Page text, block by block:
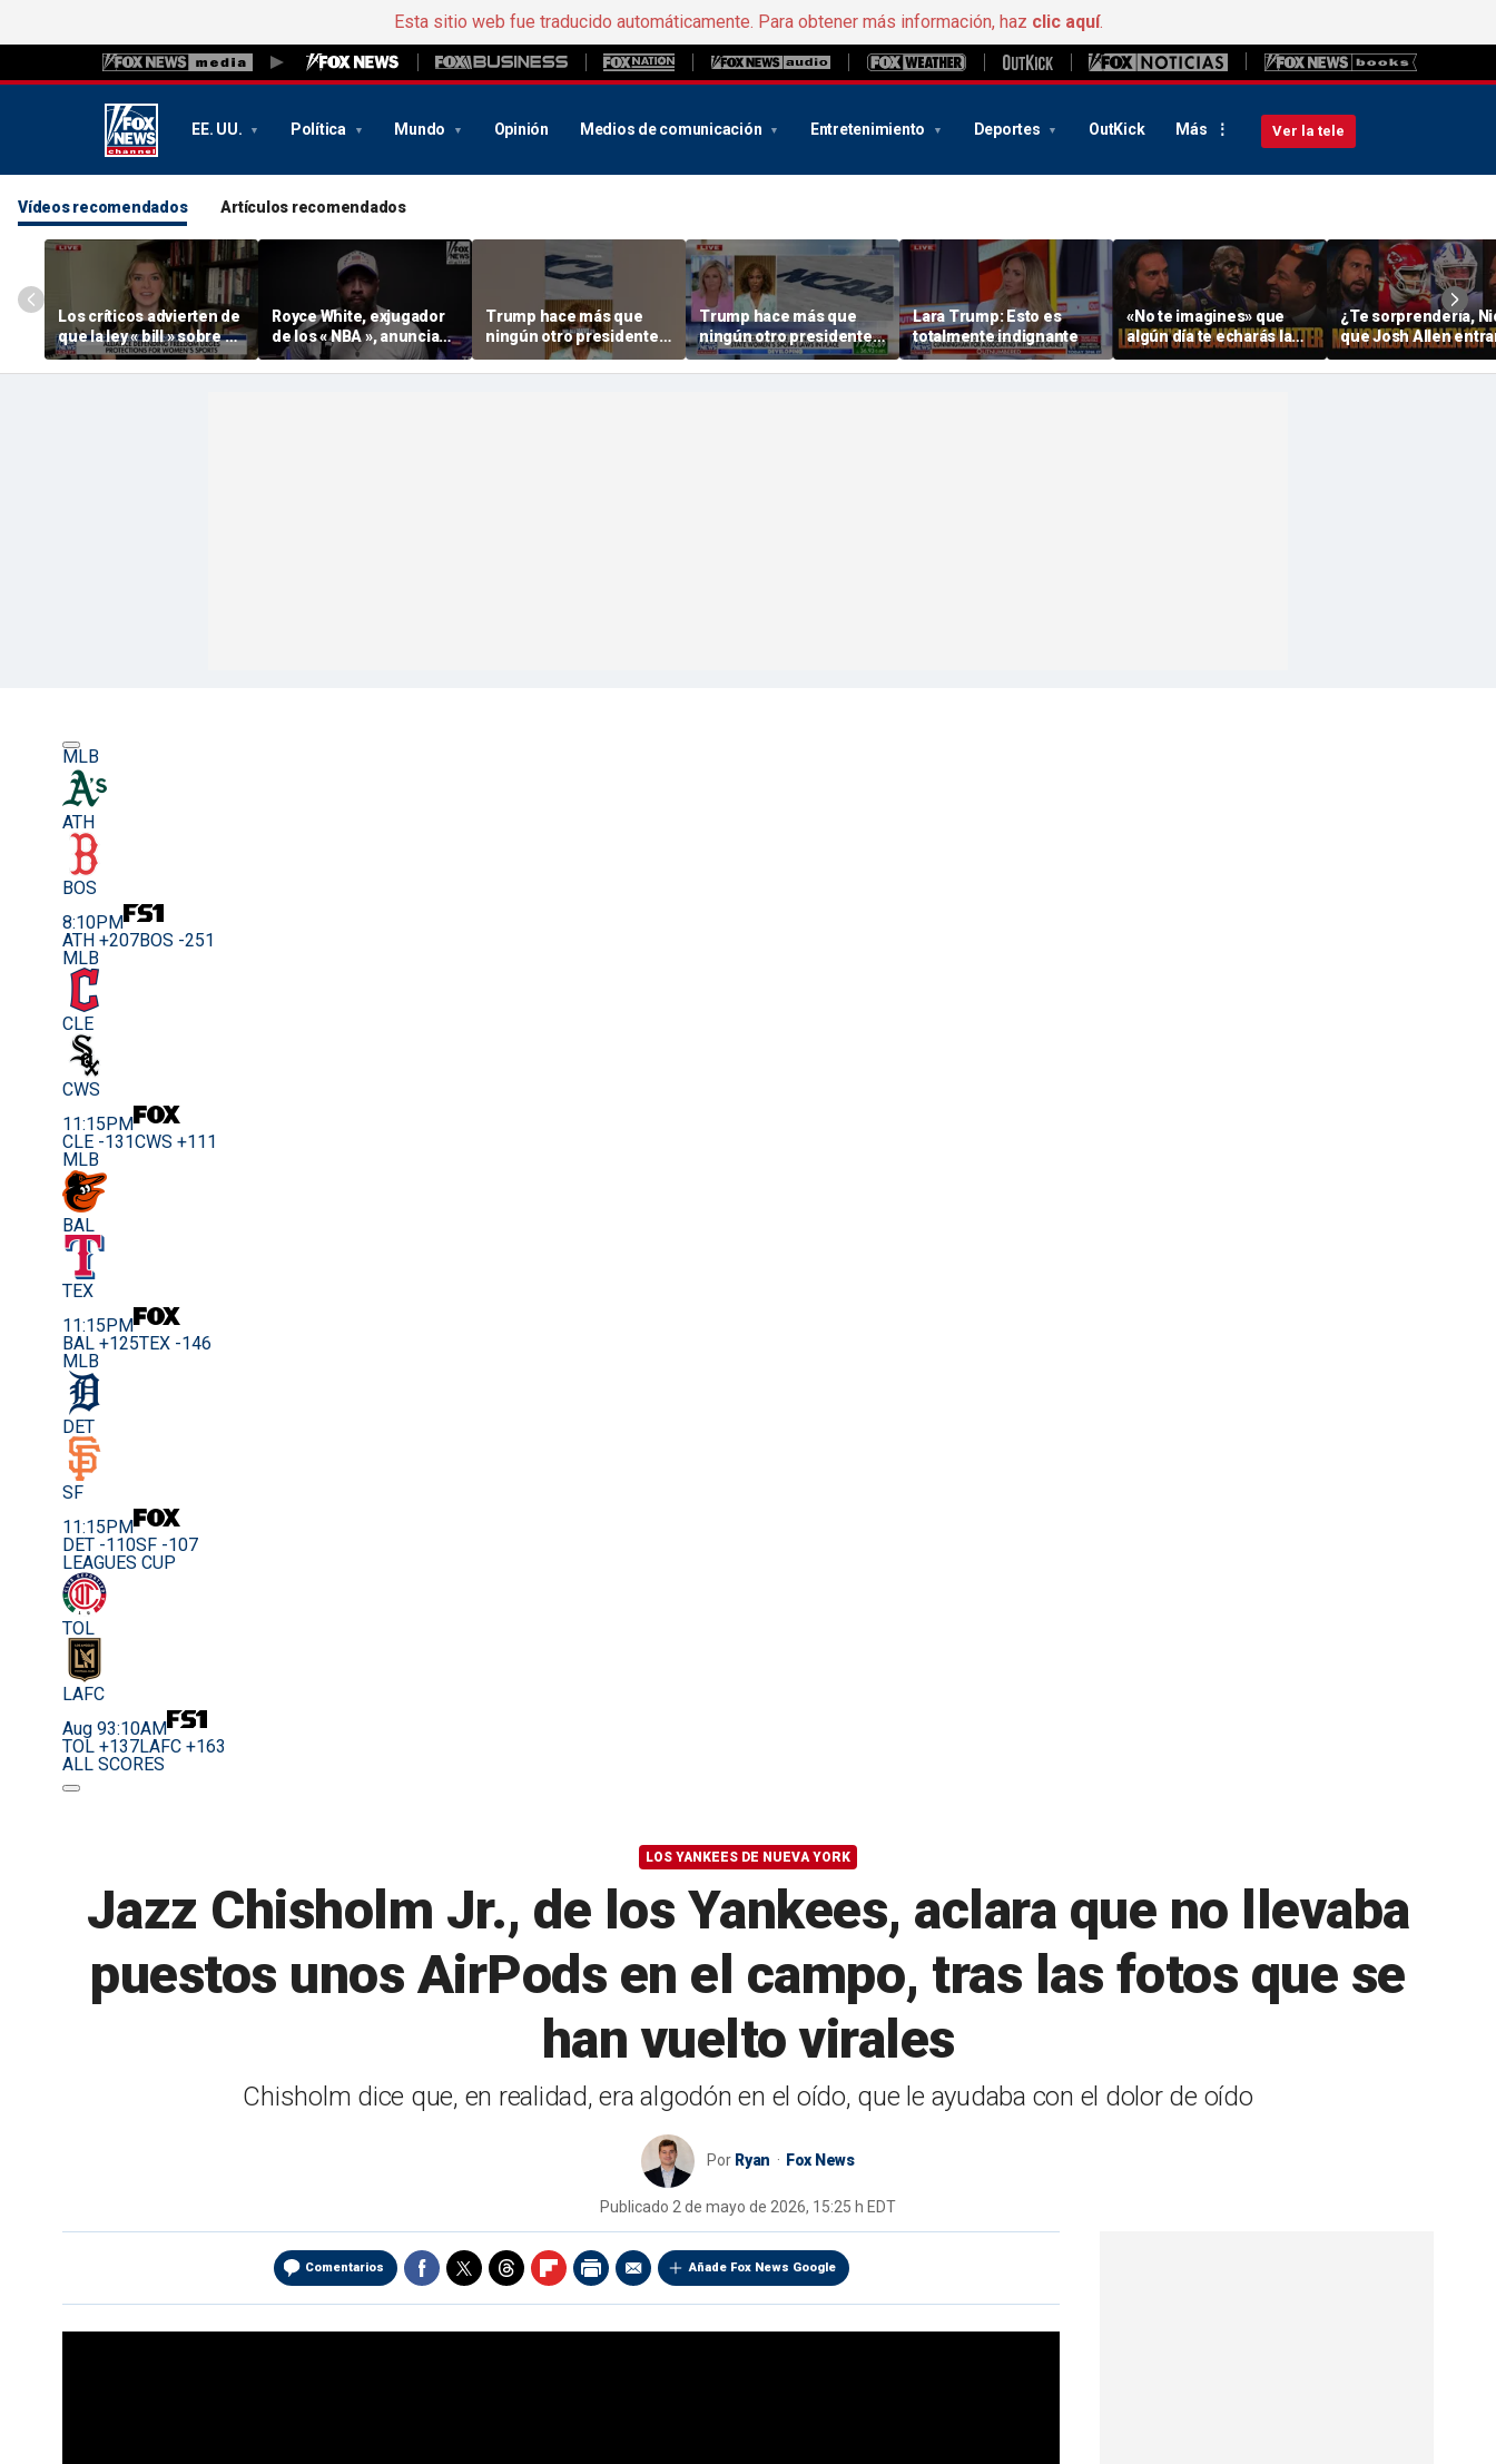
Esta sitio web fue traducido automáticamente. Para obtener más información, haz clic aquí.
EE. UU. Política Mundo Opinión Medios de comunicación Entretenimiento Deportes OutKick Más Ver la tele
Vídeos recomendados Artículos recomendados
Los críticos advierten de
que la ley « bill » sobre el
deporte universitario no
protege a las deportistas
Royce White, exjugador
de los « NBA », anuncia
su intención de
presentarse al draft de la
Trump hace más que
ningún otro presidente
«de la historia» por
proteger los deportes
Trump hace más que
ningún otro presidente
«de la historia» por
proteger los deportes
Lara Trump: Esto es
totalmente indignante
«No te imagines» que
algún día te echarás la
cabeza hacia atrás al
recordar la llegada de
¿Te sorprendería,
que Josh Allen
en el primer equipo
década QB? ¿Te
MLB
ATH
BOS
8:10PM
ATH +207BOS -251
MLB
CLE
CWS
11:15PM
CLE -131CWS +111
MLB
BAL
TEX
11:15PM
BAL +125TEX -146
MLB
DET
SF
11:15PM
DET -110SF -107
LEAGUES CUP
TOL
LAFC
Aug 93:10AM
TOL +137LAFC +163
ALL SCORES
LOS YANKEES DE NUEVA YORK
Jazz Chisholm Jr., de los Yankees, aclara que no llevaba
puestos unos AirPods en el campo, tras las fotos que se
han vuelto virales
Chisholm dice que, en realidad, era algodón en el oído, que le ayudaba con el dolor de oído
Por Ryan Fox News
Publicado 2 de mayo de 2026, 15:25 h EDT
Comentarios Añade Fox News Google